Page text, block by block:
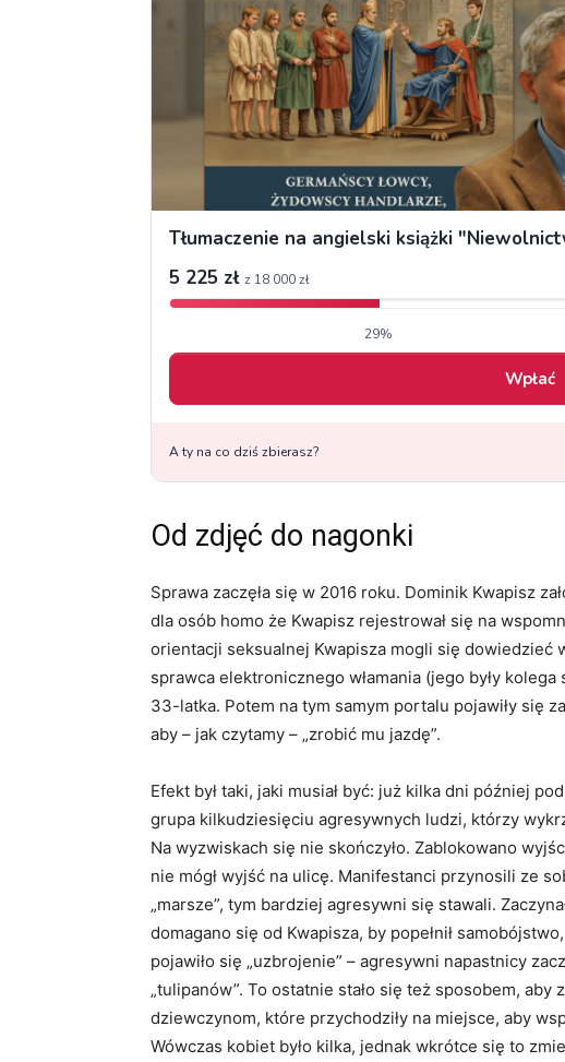
Od zdjęć do nagonki
Sprawa zaczęła się w 2016 roku. Dominik Kwapisz
dla osób homo że Kwapisz rejestrował się na
orientacji seksualnej Kwapisza mogli się dowiedzieć
sprawca elektronicznego włamania (jego były
33-latka. Potem na tym samym portalu pojawiły się
aby – jak czytamy – „zrobić mu jazdę”.
Efekt był taki, jaki musiał być: już kilka dni później
grupa kilkudziesięciu agresywnych ludzi, którzy
Na wyzwiskach się nie skończyło. Zablokowano
nie mógł wyjść na ulicę. Manifestanci przynosili ze
„marsze”, tym bardziej agresywni się stawali.
domagano się od Kwapisza, by popełnił
pojawiło się „uzbrojenie” – agresywni napastnicy
„tulipanów”. To ostatnie stało się też sposobem,
dziewczynom, które przychodziły na miejsce, aby
Wówczas kobiet było kilka, jednak wkrótce się to